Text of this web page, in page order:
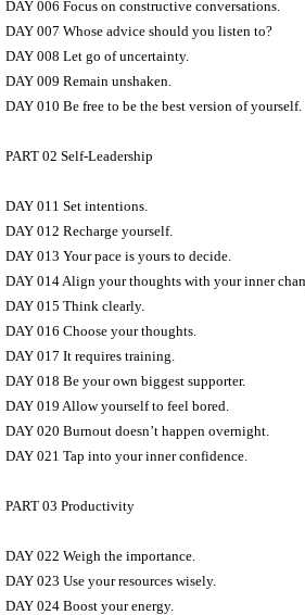
DAY 006 Focus on constructive conversations.
DAY 007 Whose advice should you listen to?
DAY 008 Let go of uncertainty.
DAY 009 Remain unshaken.
DAY 010 Be free to be the best version of yourself.
PART 02 Self-Leadership
DAY 011 Set intentions.
DAY 012 Recharge yourself.
DAY 013 Your pace is yours to decide.
DAY 014 Align your thoughts with your inner
DAY 015 Think clearly.
DAY 016 Choose your thoughts.
DAY 017 It requires training.
DAY 018 Be your own biggest supporter.
DAY 019 Allow yourself to feel bored.
DAY 020 Burnout doesn’t happen overnight.
DAY 021 Tap into your inner confidence.
PART 03 Productivity
DAY 022 Weigh the importance.
DAY 023 Use your resources wisely.
DAY 024 Boost your energy.